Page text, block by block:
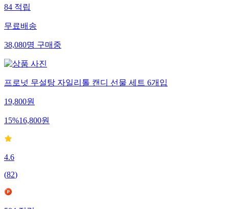
84적립
무료배송
38,080명구매중
프로넛 무설탕 자일리톨 캔디 선물 세트 6개입
19,800원
15%16,800원
4.6
(82)